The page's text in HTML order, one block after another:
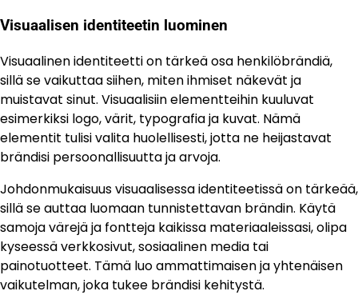
Visuaalisen identiteetin luominen
Visuaalinen identiteetti on tärkeä osa henkilöbrändiä,
sillä se vaikuttaa siihen, miten ihmiset näkevät ja
muistavat sinut. Visuaalisiin elementteihin kuuluvat
esimerkiksi logo, värit, typografia ja kuvat. Nämä
elementit tulisi valita huolellisesti, jotta ne heijastavat
brändisi persoonallisuutta ja arvoja.
Johdonmukaisuus visuaalisessa identiteetissä on tärkeää,
sillä se auttaa luomaan tunnistettavan brändin. Käytä
samoja värejä ja fontteja kaikissa materiaaleissasi, olipa
kyseessä verkkosivut, sosiaalinen media tai
painotuotteet. Tämä luo ammattimaisen ja yhtenäisen
vaikutelman, joka tukee brändisi kehitystä.